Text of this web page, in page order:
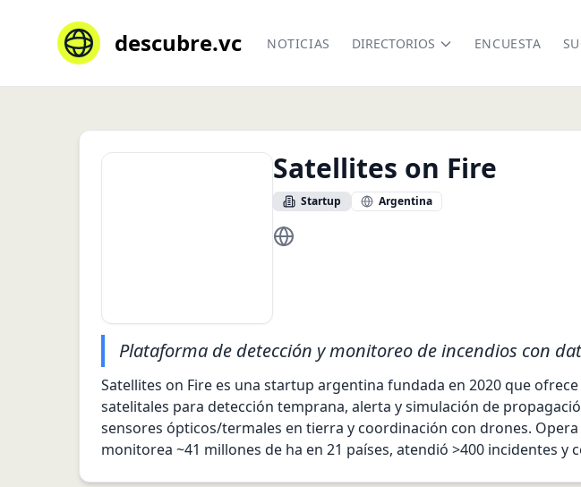
descubre.vc NOTICIAS DIRECTORIOS ENCUESTA
Satellites on Fire
Startup Argentina
https://satellitesonfire.com
Plataforma de detección y monitoreo de incendios con
Satellites on Fire es una startup argentina fundada en 2020 que
satelitales para detección temprana, alerta y simulación de
sensores ópticos/termales en tierra y coordinación con drones.
monitorea ~41 millones de ha en 21 países, atendió >400 incidentes y